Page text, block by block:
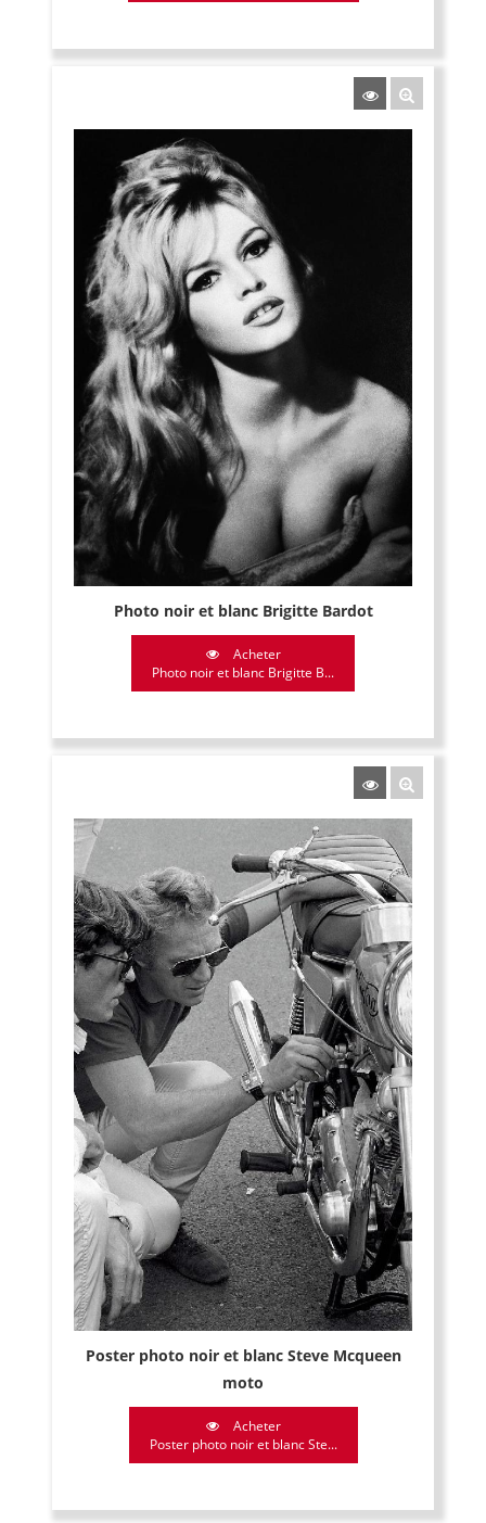
Photo noir et blanc Brigitte Bardot
Acheter
Photo noir et blanc Brigitte B...
Poster photo noir et blanc Steve Mcqueen
moto
Acheter
Poster photo noir et blanc Ste...